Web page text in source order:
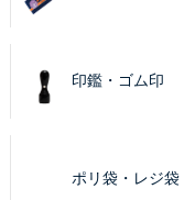
印鑑・ゴム印
ポリ袋・レジ袋